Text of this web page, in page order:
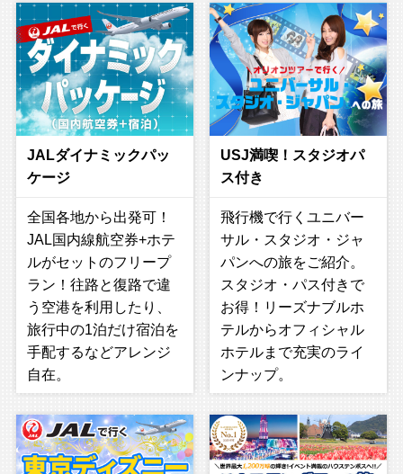
JALダイナミックパッ
ケージ
全国各地から出発可！
JAL国内線航空券+ホテ
ルがセットのフリープ
ラン！往路と復路で違
う空港を利用したり、
旅行中の1泊だけ宿泊を
手配するなどアレンジ
自在。
USJ満喫！スタジオパ
ス付き
飛行機で行くユニバー
サル・スタジオ・ジャ
パンへの旅をご紹介。
スタジオ・パス付きで
お得！リーズナブルホ
テルからオフィシャル
ホテルまで充実のライ
ンナップ。